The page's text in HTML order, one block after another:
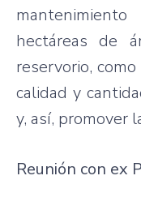
hectáreas de
reservorio,
calidad y
y, así, promover
Reunión con ex